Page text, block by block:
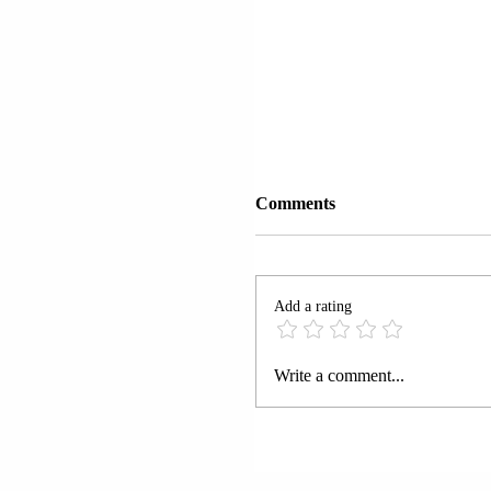
KOSTA RIKË | 99% E
Comments
Add a rating
Write a comment...